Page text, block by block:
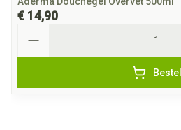
€ 14,90
Bestel